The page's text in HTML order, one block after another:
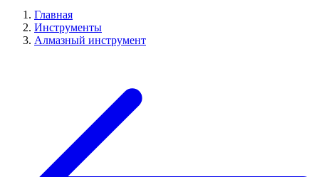
Главная
Инструменты
Алмазный инструмент